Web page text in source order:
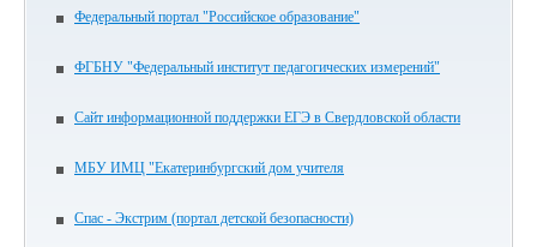
Федеральный портал "Российское образование"
ФГБНУ "Федеральный институт педагогических измерений"
Сайт информационной поддержки ЕГЭ в Свердловской области
МБУ ИМЦ "Екатеринбургский дом учителя
Спас - Экстрим (портал детской безопасности)